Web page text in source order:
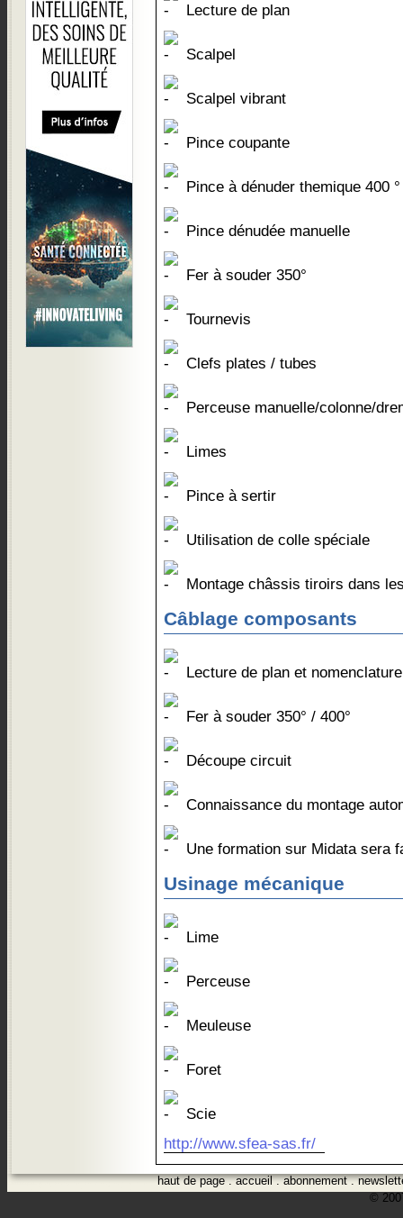
Lecture de plan
Scalpel
Scalpel vibrant
Pince coupante
Pince à dénuder themique 400 °
Pince dénudée manuelle
Fer à souder 350°
Tournevis
Clefs plates / tubes
Perceuse manuelle/colonne/
Limes
Pince à sertir
Utilisation de colle spéciale
Montage châssis tiroirs dans
Câblage composants
Lecture de plan et nomenclature
Fer à souder 350° / 400°
Découpe circuit
Connaissance du montage
Une formation sur Midata sera
Usinage mécanique
Lime
Perceuse
Meuleuse
Foret
Scie
http://www.sfea-sas.fr/
haut de page.accueil.abonnement.
©